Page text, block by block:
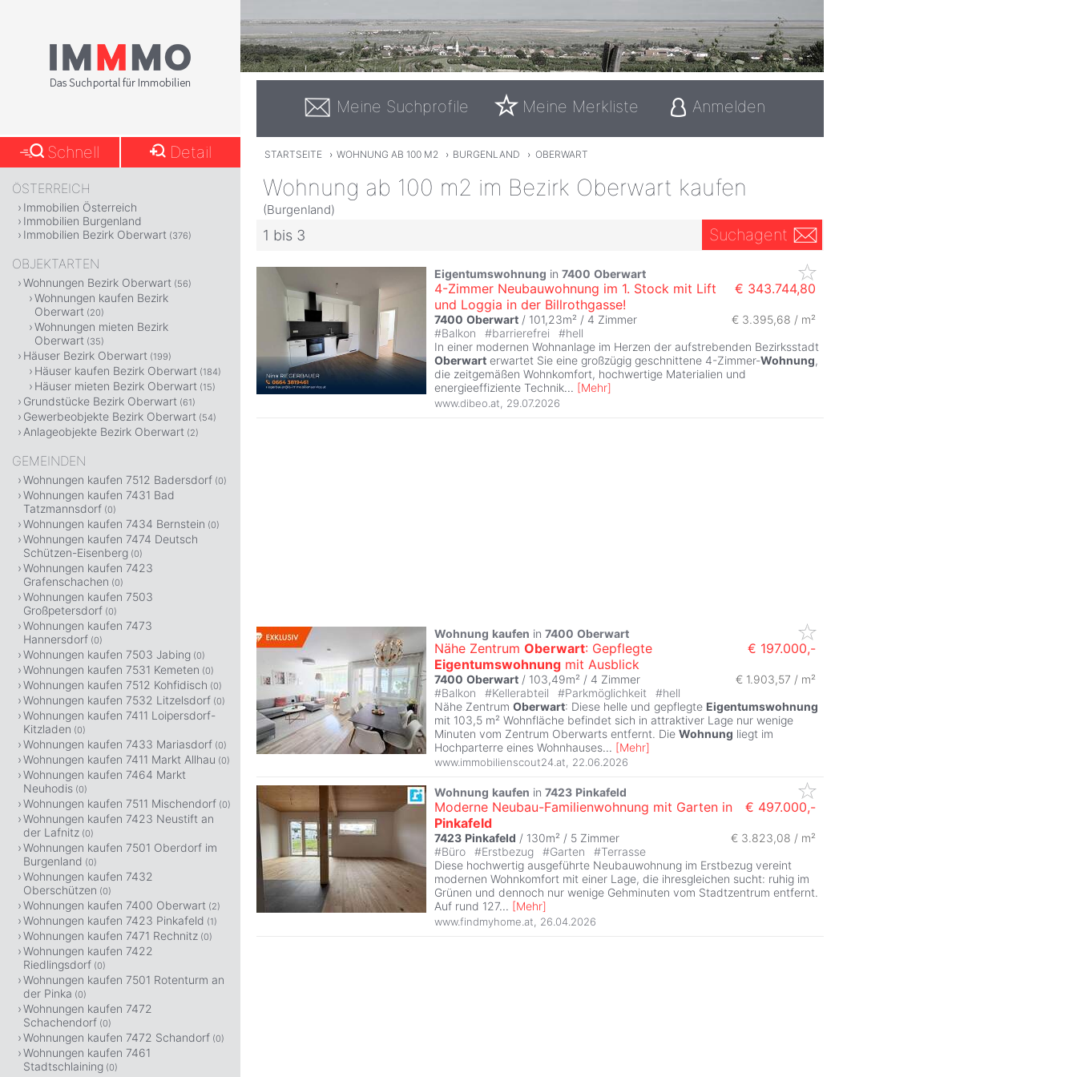
Meine Suchprofile Meine Merkliste Anmelden
STARTSEITE › WOHNUNG AB 100 M2 › BURGENLAND › OBERWART
Wohnung ab 100 m2 im Bezirk Oberwart kaufen
(Burgenland)
1 bis 3 Suchagent
Eigentumswohnung in 7400 Oberwart
4-Zimmer Neubauwohnung im 1. Stock mit Lift
und Loggia in der Billrothgasse!
€ 343.744,80
7400 Oberwart / 101,23m² / 4 Zimmer
€ 3.395,68 / m²
#Balkon #barrierefrei #hell
In einer modernen Wohnanlage im Herzen der aufstrebenden Bezirksstadt
Oberwart erwartet Sie eine großzügig geschnittene 4-Zimmer-Wohnung,
die zeitgemäßen Wohnkomfort, hochwertige Materialien und
energieeffiziente Technik... [Mehr]
www.dibeo.at 29.07.2026
Wohnung kaufen in 7400 Oberwart
Nähe Zentrum Oberwart: Gepflegte
Eigentumswohnung mit Ausblick
€ 197.000,-
7400 Oberwart / 103,49m² / 4 Zimmer
€ 1.903,57 / m²
#Balkon #Kellerabteil #Parkmöglichkeit #hell
Nähe Zentrum Oberwart: Diese helle und gepflegte Eigentumswohnung
mit 103,5 m² Wohnfläche befindet sich in attraktiver Lage nur wenige
Minuten vom Zentrum Oberwarts entfernt. Die Wohnung liegt im
Hochparterre eines Wohnhauses... [Mehr]
www.immobilienscout24.at, 22.06.2026
Wohnung kaufen in 7423 Pinkafeld
Moderne Neubau-Familienwohnung mit Garten in
Pinkafeld
€ 497.000,-
7423 Pinkafeld / 130m² / 5 Zimmer
€ 3.823,08 / m²
#Büro #Erstbezug #Garten #Terrasse
Diese hochwertig ausgeführte Neubauwohnung im Erstbezug vereint
modernen Wohnkomfort mit einer Lage, die ihresgleichen sucht: ruhig im
Grünen und dennoch nur wenige Gehminuten vom Stadtzentrum entfernt.
Auf rund 127... [Mehr]
www.findmyhome.at 26.04.2026
Schnell Detail
ÖSTERREICH
Immobilien Österreich
Immobilien Burgenland
Immobilien Bezirk Oberwart (376)
OBJEKTARTEN
Wohnungen Bezirk Oberwart (56)
Wohnungen kaufen Bezirk
Oberwart (20)
Wohnungen mieten Bezirk
Oberwart (35)
Häuser Bezirk Oberwart (199)
Häuser kaufen Bezirk Oberwart (184)
Häuser mieten Bezirk Oberwart (15)
Grundstücke Bezirk Oberwart (61)
Gewerbeobjekte Bezirk Oberwart (54)
Anlageobjekte Bezirk Oberwart (2)
GEMEINDEN
Wohnungen kaufen 7512 Badersdorf (0)
Wohnungen kaufen 7431 Bad
Tatzmannsdorf (0)
Wohnungen kaufen 7434 Bernstein (0)
Wohnungen kaufen 7474 Deutsch
Schützen-Eisenberg (0)
Wohnungen kaufen 7423
Grafenschachen (0)
Wohnungen kaufen 7503
Großpetersdorf (0)
Wohnungen kaufen 7473
Hannersdorf (0)
Wohnungen kaufen 7503 Jabing (0)
Wohnungen kaufen 7531 Kemeten (0)
Wohnungen kaufen 7512 Kohfidisch (0)
Wohnungen kaufen 7532 Litzelsdorf (0)
Wohnungen kaufen 7411 Loipersdorf-
Kitzladen (0)
Wohnungen kaufen 7433 Mariasdorf (0)
Wohnungen kaufen 7411 Markt Allhau (0)
Wohnungen kaufen 7464 Markt
Neuhodis (0)
Wohnungen kaufen 7511 Mischendorf (0)
Wohnungen kaufen 7423 Neustift an
der Lafnitz (0)
Wohnungen kaufen 7501 Oberdorf im
Burgenland (0)
Wohnungen kaufen 7432
Oberschützen (0)
Wohnungen kaufen 7400 Oberwart (2)
Wohnungen kaufen 7423 Pinkafeld (1)
Wohnungen kaufen 7471 Rechnitz (0)
Wohnungen kaufen 7422
Riedlingsdorf (0)
Wohnungen kaufen 7501 Rotenturm an
der Pinka (0)
Wohnungen kaufen 7472
Schachendorf (0)
Wohnungen kaufen 7472 Schandorf (0)
Wohnungen kaufen 7461
Stadtschlaining (0)